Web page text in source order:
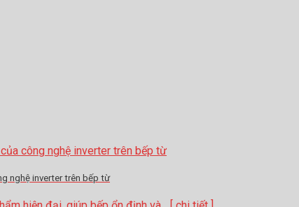
nghệ inverter trên bếp từ